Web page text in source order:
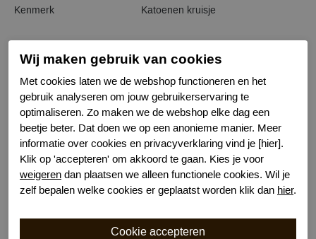
Kenmerk
Katoenen kruisje
Gerelateerde producten
-50% -50%
Wij maken gebruik van cookies
Met cookies laten we de webshop functioneren en het
gebruik analyseren om jouw gebruikerservaring te
optimaliseren. Zo maken we de webshop elke dag een
beetje beter. Dat doen we op een anonieme manier. Meer
informatie over cookies en privacyverklaring vind je [hier].
Klik op 'accepteren' om akkoord te gaan. Kies je voor
weigeren dan plaatsen we alleen functionele cookies. Wil je
zelf bepalen welke cookies er geplaatst worden klik dan hier.